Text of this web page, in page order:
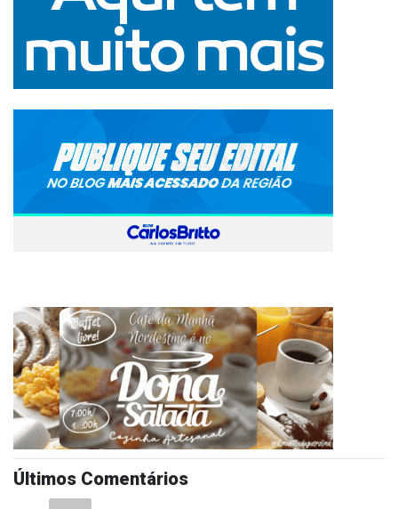
Últimos Comentários